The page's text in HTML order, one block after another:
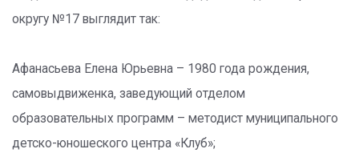
округу №17 выглядит так:
Афанасьева Елена Юрьевна – 1980 года рождения,
самовыдвиженка, заведующий отделом
образовательных программ – методист муниципального
детско-юношеского центра «Клуб»;